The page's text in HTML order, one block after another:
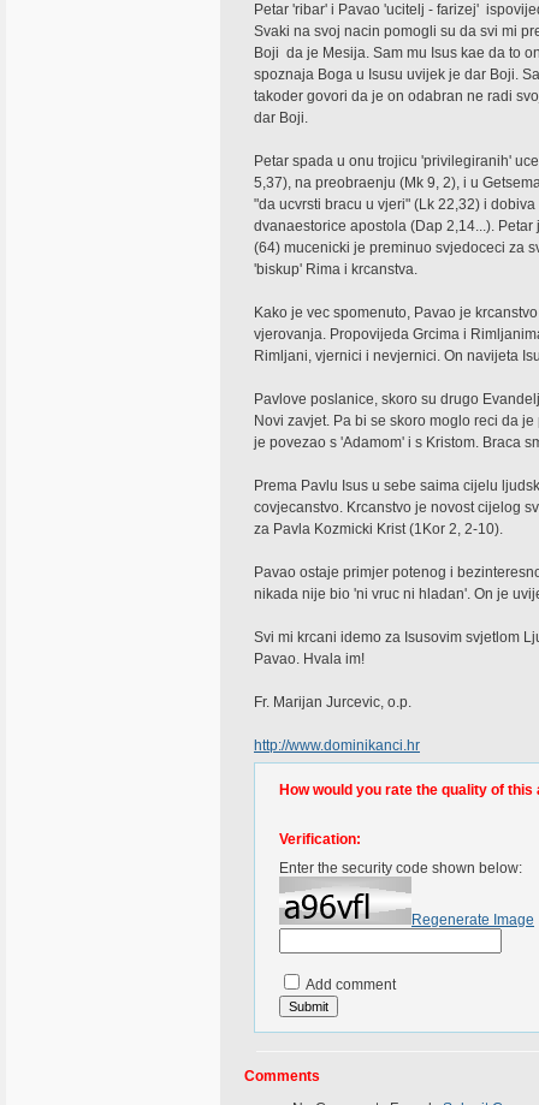
Petar 'ribar' i Pavao 'ucitelj - farizej' 
Svaki na svoj nacin pomogli su da svi mi
Boji  da je Mesija. Sam mu Isus kae da
spoznaja Boga u Isusu uvijek je dar Boji.
takoder govori da je on odabran ne radi
dar Boji.
Petar spada u onu trojicu 'privilegiranih'
5,37), na preobraenju (Mk 9, 2), i u
"da ucvrsti bracu u vjeri" (Lk 22,32) i
dvanaestorice apostola (Dap 2,14...).
(64) mucenicki je preminuo svjedoceci za
'biskup' Rima i krcanstva.
Kako je vec spomenuto, Pavao je
vjerovanja. Propovijeda Grcima i
Rimljani, vjernici i nevjernici. On navijeta
Pavlove poslanice, skoro su drugo
Novi zavjet. Pa bi se skoro moglo reci da je
je povezao s 'Adamom' i s Kristom. Braca
Prema Pavlu Isus u sebe saima cijelu
covjecanstvo. Krcanstvo je novost cijelog
za Pavla Kozmicki Krist (1Kor 2, 2-10).
Pavao ostaje primjer potenog i
nikada nije bio 'ni vruc ni hladan'. On je
Svi mi krcani idemo za Isusovim svjetlom
Pavao. Hvala im!
Fr. Marijan Jurcevic, o.p.
http://www.dominikanci.hr
How would you rate the quality of this
Verification:
Enter the security code shown below:
Regenerate Image
Add comment
Comments